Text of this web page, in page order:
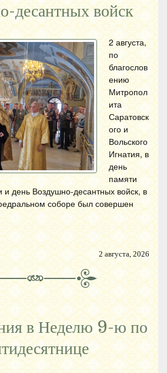
десантных войск
2 августа,
по
благослов
ению
Митропол
ита
Саратовск
ого и
Вольского
Игнатия, в
день
памяти
день Воздушно-десантных войск, в
соборе был совершен
2 августа, 2026
в Неделю 9-ю по